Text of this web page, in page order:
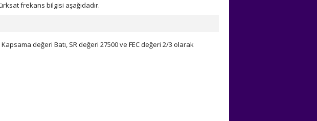
frekans bilgisi aşağıdadır.
değeri Batı, SR değeri 27500 ve FEC değeri 2/3 olarak